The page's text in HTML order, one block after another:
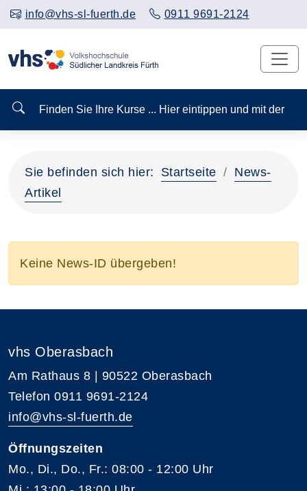
info@vhs-sl-fuerth.de 0911 9691-2124
Finden Sie Ihre Kurse ... Hier eintippen und mit
Sie befinden sich hier: Startseite
News-
Artikel
Keine News-ID übergeben!
vhs Oberasbach
Am Rathaus 8 | 90522 Oberasbach
Telefon 0911 9691-2124
info@vhs-sl-fuerth.de
Öffnungszeiten
Mo., Di., Do., Fr.: 08:00 - 12:00 Uhr